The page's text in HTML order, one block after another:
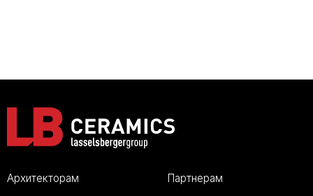
Архитекторам Партнерам